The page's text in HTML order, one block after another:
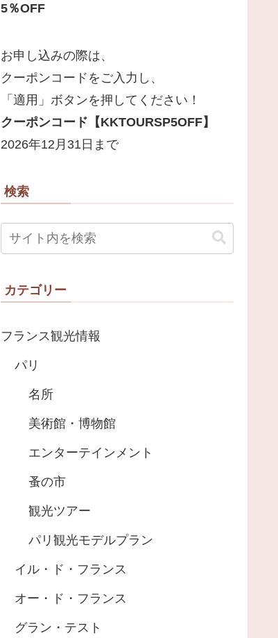
5％OFF
お申し込みの際は、
クーポンコードをご入力し、
「適用」ボタンを押してください！
クーポンコード【KKTOURSP5OFF】
2026年12月31日まで
検索
カテゴリー
フランス観光情報
パリ
名所
美術館・博物館
エンターテインメント
蚤の市
観光ツアー
パリ観光モデルプラン
イル・ド・フランス
オー・ド・フランス
グラン・テスト